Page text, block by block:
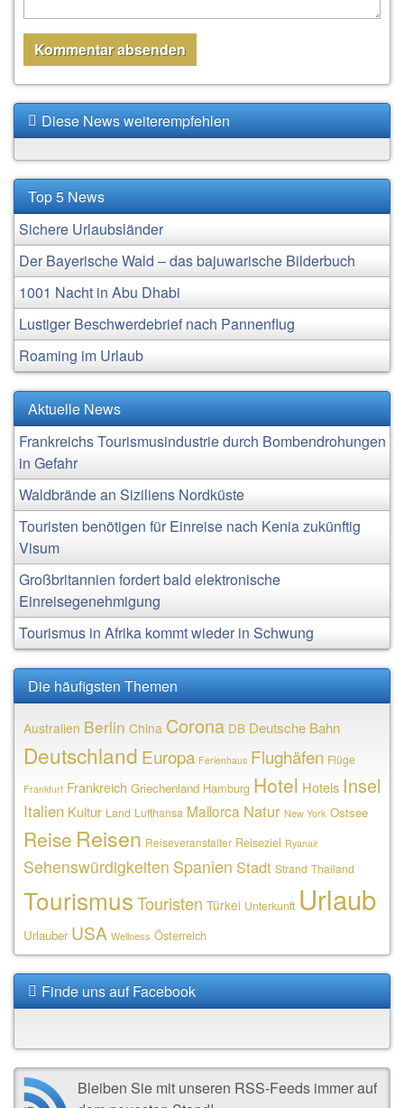
Diese News weiterempfehlen
Top 5 News
Sichere Urlaubsländer
Der Bayerische Wald – das bajuwarische Bilderbuch
1001 Nacht in Abu Dhabi
Lustiger Beschwerdebrief nach Pannenflug
Roaming im Urlaub
Aktuelle News
Frankreichs Tourismusindustrie durch Bombendrohungen
in Gefahr
Waldbrände an Siziliens Nordküste
Touristen benötigen für Einreise nach Kenia zukünftig
Visum
Großbritannien fordert bald elektronische
Einreisegenehmigung
Tourismus in Afrika kommt wieder in Schwung
Die häufigsten Themen
Australien Berlin China Corona DB Deutsche Bahn
Deutschland Europa Ferienhaus Flughäfen Flüge
Frankfurt Frankreich Griechenland Hamburg Hotel Hotels Insel
Italien Kultur Land Lufthansa Mallorca Natur New York Ostsee
Reise Reisen Reiseveranstalter Reiseziel Ryanair
Sehenswürdigkeiten Spanien Stadt Strand Thailand
TourismusTouristen Türkei Unterkunft Urlaub
Urlauber USA Wellness Österreich
Finde uns auf Facebook
Bleiben Sie mit unseren RSS-Feeds immer auf